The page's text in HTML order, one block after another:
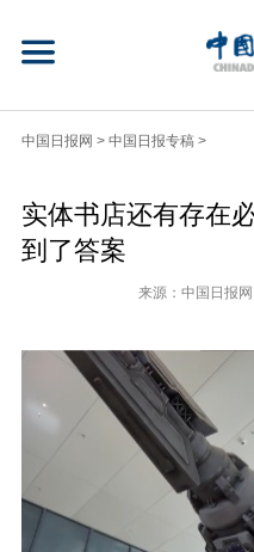
中国日报网 > 中国日报专稿 >
实体书店还有存在
到了答案
来源：中国日报网